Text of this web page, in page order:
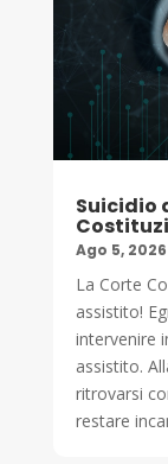
Suicidio
Ago 5, 2026
La Corte
assistito!
intervenire
assistito.
ritrovarsi
restare